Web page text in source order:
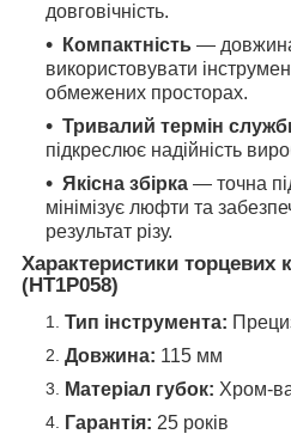
довговічність.
Компактність —
використовувати
обмежених просторах.
Тривалий термін
підкреслює надійність
Якісна збірка — точна
мінімізує люфти та
результат різу.
Характеристики торцевих
(HT1P058)
Тип інструмента:
Довжина: 115 мм
Матеріал губок: Хром-
Гарантія: 25 років